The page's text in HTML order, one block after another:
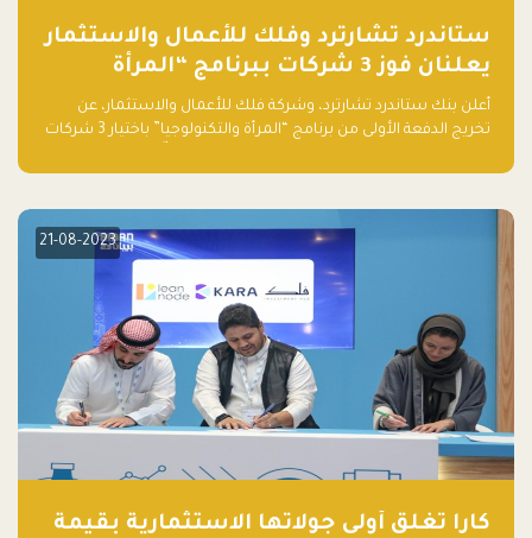
ستاندرد تشارترد وفلك للأعمال والاستثمار
يعلنان فوز 3 شركات ببرنامج “المرأة
والتكنولوجيا”
أعلن بنك ستاندرد تشارترد، وشركة فلك للأعمال والاستثمار، عن
تخريج الدفعة الأولى من برنامج “المرأة والتكنولوجيا” باختيار 3 شركات
الأعمال، اللواتي خضعن لبرنامج حاضنة مدته 8 أسابيع، أفكاراً مبتكرة
21-08-2023
كارا تغلق أولى جولاتها الاستثمارية بقيمة